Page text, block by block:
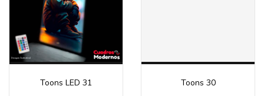
Toons LED 31 Toons 30